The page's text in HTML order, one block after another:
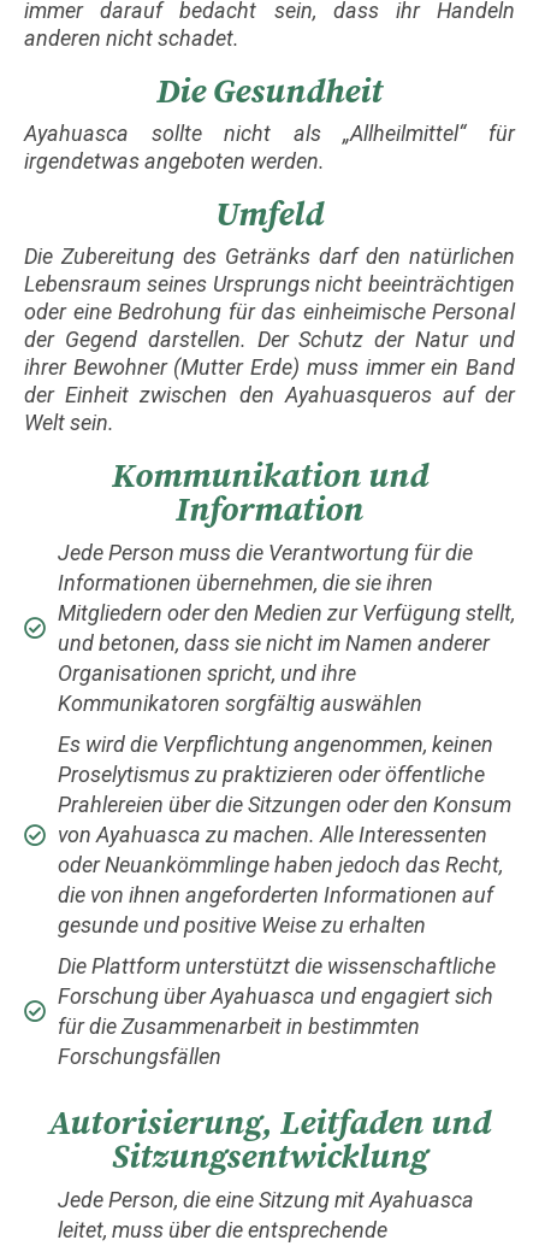
immer darauf bedacht sein, dass ihr Handeln
anderen nicht schadet.
Die Gesundheit
Ayahuasca sollte nicht als „Allheilmittel“ für
irgendetwas angeboten werden.
Umfeld
Die Zubereitung des Getränks darf den natürlichen
Lebensraum seines Ursprungs nicht beeinträchtigen
oder eine Bedrohung für das einheimische Personal
der Gegend darstellen. Der Schutz der Natur und
ihrer Bewohner (Mutter Erde) muss immer ein Band
der Einheit zwischen den Ayahuasqueros auf der
Welt sein.
Kommunikation und
Information
Jede Person muss die Verantwortung für die
Informationen übernehmen, die sie ihren
Mitgliedern oder den Medien zur Verfügung stellt,
und betonen, dass sie nicht im Namen anderer
Organisationen spricht, und ihre
Kommunikatoren sorgfältig auswählen
Es wird die Verpflichtung angenommen, keinen
Proselytismus zu praktizieren oder öffentliche
Prahlereien über die Sitzungen oder den Konsum
von Ayahuasca zu machen. Alle Interessenten
oder Neuankömmlinge haben jedoch das Recht,
die von ihnen angeforderten Informationen auf
gesunde und positive Weise zu erhalten
Die Plattform unterstützt die wissenschaftliche
Forschung über Ayahuasca und engagiert sich
für die Zusammenarbeit in bestimmten
Forschungsfällen
Autorisierung, Leitfaden und
Sitzungsentwicklung
Jede Person, die eine Sitzung mit Ayahuasca
leitet, muss über die entsprechende